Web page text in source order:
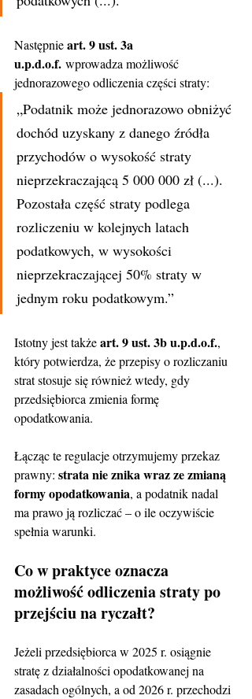
Następnie art. 9 ust. 3a
u.p.d.o.f. wprowadza możliwość
jednorazowego odliczenia części straty:
„Podatnik może jednorazowo obniżyć
dochód uzyskany z danego źródła
przychodów o wysokość straty
nieprzekraczającą 5 000 000 zł (...).
Pozostała część straty podlega
rozliczeniu w kolejnych latach
podatkowych, w wysokości
nieprzekraczającej 50% straty w
jednym roku podatkowym.”
Istotny jest także art. 9 ust. 3b u.p.d.o.f.,
który potwierdza, że przepisy o rozliczaniu
strat stosuje się również wtedy, gdy
przedsiębiorca zmienia formę
opodatkowania.
Łącząc te regulacje otrzymujemy przekaz
prawny: strata nie znika wraz ze zmianą
formy opodatkowania, a podatnik nadal
ma prawo ją rozliczać – o ile oczywiście
spełnia warunki.
Co w praktyce oznacza
możliwość odliczenia straty po
przejściu na ryczałt?
Jeżeli przedsiębiorca w 2025 r. osiągnie
stratę z działalności opodatkowanej na
zasadach ogólnych, a od 2026 r. przechodzi